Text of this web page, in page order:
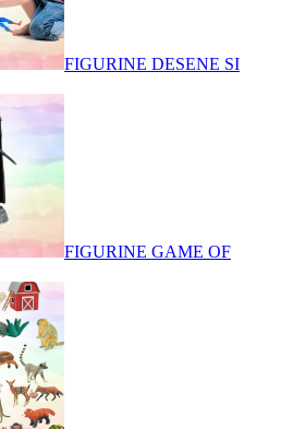
FIGURINE DESENE SI
FIGURINE GAME OF